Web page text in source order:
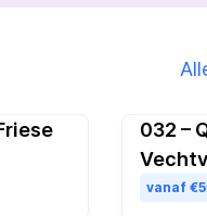
032 –
vanaf